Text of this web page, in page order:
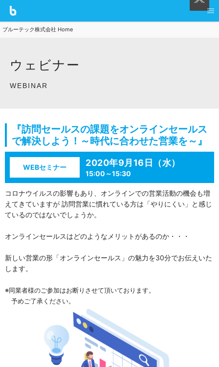
ブルーテック株式会社 Home
ウェビナー
WEBINAR
『訪問セールスの課題をオンラインセールス
で解決しよう！～時代に合わせた営業を～』
WEBセミナー 2020年9月16日（水）
15:00～15:30
コロナウイルスの影響もあり、オンラインでの営業活動の機会も増
えてきていますが 訪問営業に慣れている方は「やりにくい」と感じ
ているのではないでしょうか。
オンラインセールスはどのようなメリットがあるのか・・・
新しい営業の形「オンラインセールス」の魅力を30分でお伝えいた
します。
※同業者様のご参加はお断りさせて頂いております。
予めご了承ください。